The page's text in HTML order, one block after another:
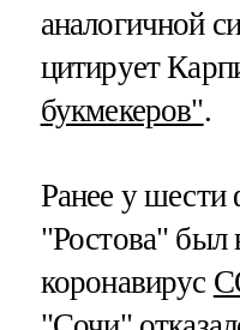
аналогичной
цитирует
букмекеров".
Ранее у шести
"Ростова" был
коронавирус